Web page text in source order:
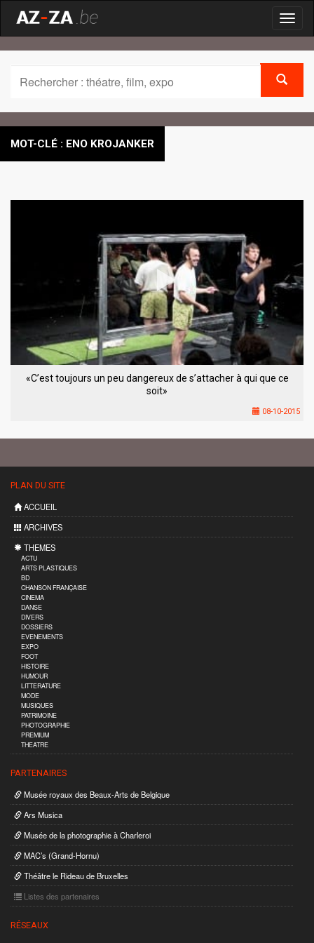
MOT-CLÉ : ENO KROJANKER
«C’est toujours un peu dangereux de s’attacher à qui que ce
soit»
08-10-2015
PLAN DU SITE
ACCUEIL
ARCHIVES
THEMES
ACTU
ARTS PLASTIQUES
BD
CHANSON FRANÇAISE
CINEMA
DANSE
DIVERS
DOSSIERS
EVENEMENTS
EXPO
FOOT
HISTOIRE
HUMOUR
LITTERATURE
MODE
MUSIQUES
PATRIMOINE
PHOTOGRAPHIE
PREMIUM
THEATRE
PARTENAIRES
Musée royaux des Beaux-Arts de Belgique
Ars Musica
Musée de la photographie à Charleroi
MAC’s (Grand-Hornu)
Théâtre le Rideau de Bruxelles
Listes des partenaires
RÉSEAUX